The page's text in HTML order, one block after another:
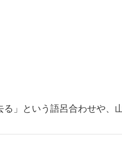
」という語呂合わせや、